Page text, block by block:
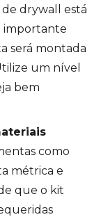
drywall está
importante
será montada
um nível
bem
como
métrica e
que o kit